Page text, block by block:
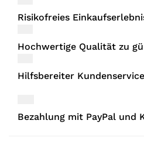
Risikofreies
Hochwertige Qualität zu
Hilfsbereiter Kundenservice
Bezahlung mit PayPal und